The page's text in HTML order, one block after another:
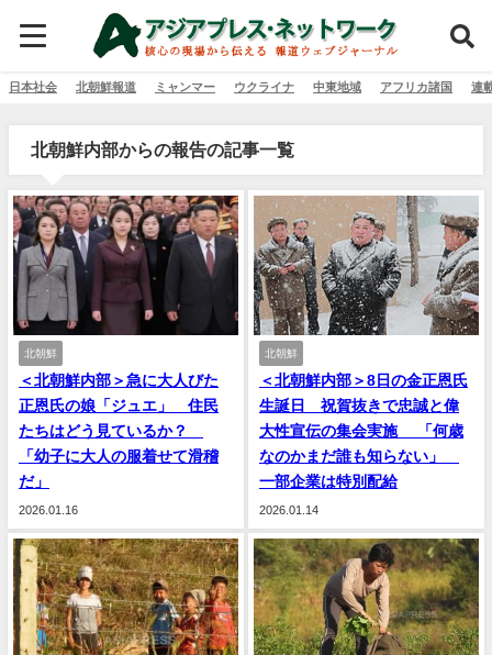
日本社会 北朝鮮報道 ミャンマー ウクライナ 中東地域 アフリカ諸国 連
北朝鮮内部からの報告の記事一覧
北朝鮮
＜北朝鮮内部＞急に大人びた
正恩氏の娘「ジュエ」 住民
たちはどう見ているか？
「幼子に大人の服着せて滑稽
だ」
2026.01.16
北朝鮮
＜北朝鮮内部＞8日の金正恩氏
生誕日 祝賀抜きで忠誠と偉
大性宣伝の集会実施 「何歳
なのかまだ誰も知らない」
一部企業は特別配給
2026.01.14